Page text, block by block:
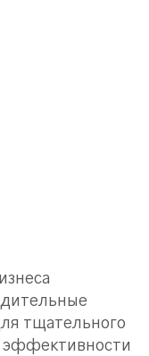
тщательного
эффективности